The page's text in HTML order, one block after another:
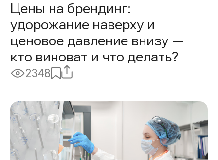
Цены на брендинг:
удорожание наверху и
ценовое давление внизу —
кто виноват и что делать?
Просмотры:
2348 Добавить
Поделиться